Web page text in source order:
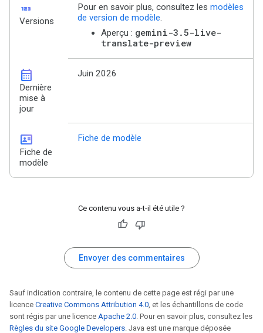
123
Versions
Pour en savoir plus, consultez les modèles
de version de modèle.
Aperçu : gemini-3.5-live-
translate-preview
calendar_month
Dernière
mise à
jour
Juin 2026
id_card
Fiche de
modèle
Fiche de modèle
Ce contenu vous a-t-il été utile ?
Envoyer des commentaires
Sauf indication contraire, le contenu de cette page est régi par une
licence Creative Commons Attribution 4.0, et les échantillons de code
sont régis par une licence Apache 2.0. Pour en savoir plus, consultez les
Règles du site Google Developers. Java est une marque déposée